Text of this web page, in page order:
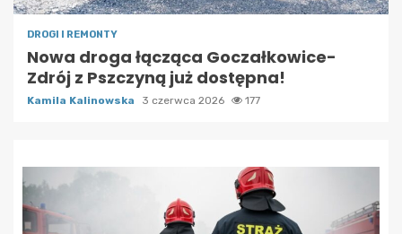
DROGI I REMONTY
Nowa droga łącząca Goczałkowice-
Zdrój z Pszczyną już dostępna!
Kamila Kalinowska 3 czerwca 2026 177